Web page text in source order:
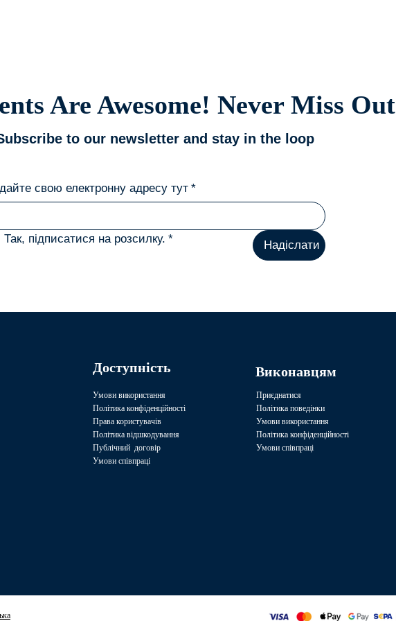
Are Awesome! Never Miss Out
to our newsletter and stay in the loop
свою електронну адресу тут *
Так, підписатися на розсилку. * Надіслати
Доступність
Умови використання
Політика конфіденційності
Права користувачів
Політика відшкодування
Публічний договір
Умови співпраці
Виконавцям
Приєднатися
Політика поведінки
Умови використання
Політика конфіденційності
Умови співпраці